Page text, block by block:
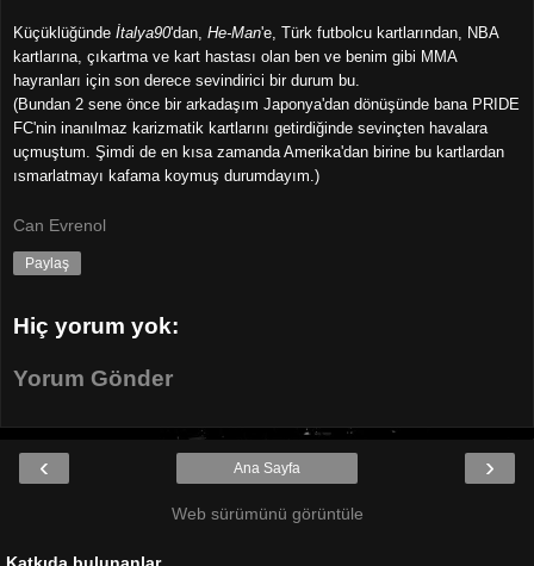
Küçüklüğünde İtalya90'dan, He-Man'e, Türk futbolcu kartlarından, NBA
kartlarına, çıkartma ve kart hastası olan ben ve benim gibi MMA
hayranları için son derece sevindirici bir durum bu.
(Bundan 2 sene önce bir arkadaşım Japonya'dan dönüşünde bana PRIDE
FC'nin inanılmaz karizmatik kartlarını getirdiğinde sevinçten havalara
uçmuştum. Şimdi de en kısa zamanda Amerika'dan birine bu kartlardan
ısmarlatmayı kafama koymuş durumdayım.)
Can Evrenol
Paylaş
Hiç yorum yok:
Yorum Gönder
‹ ›
Ana Sayfa
Web sürümünü görüntüle